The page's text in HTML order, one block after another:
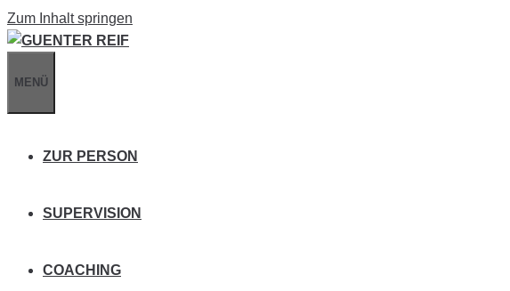
Zum Inhalt springen
MENÜ
ZUR PERSON
SUPERVISION
COACHING